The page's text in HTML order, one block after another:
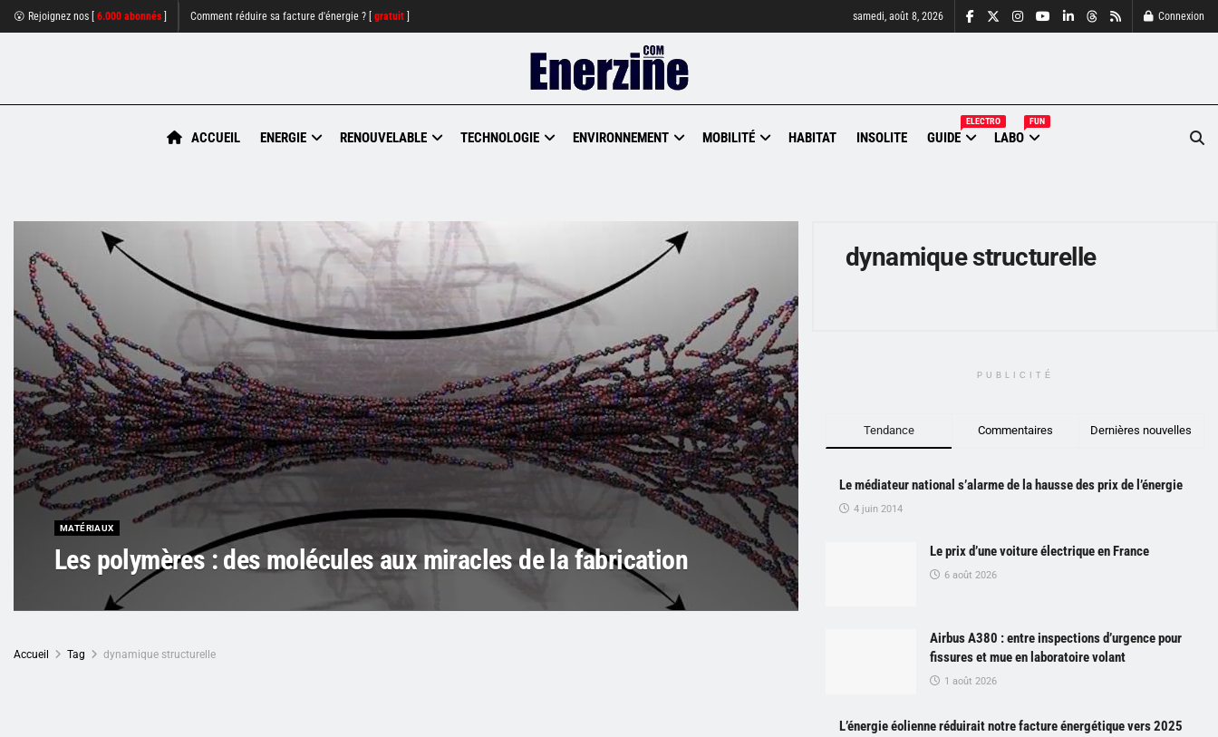
😮 Rejoignez nos [ 6.000 abonnés Comment réduire sa facture d'énergie ? [ gratuit samedi, août 8, 2026 Connexion
ACCUEIL ENERGIE RENOUVELABLE TECHNOLOGIE ENVIRONNEMENT MOBILITÉ HABITAT INSOLITE GUIDE
ELECTRO
LABO
FUN
MATÉRIAUX
Les polymères : des molécules aux miracles de la fabrication
Accueil Tag dynamique structurelle
dynamique structurelle
PUBLICITÉ
Tendance Commentaires Dernières nouvelles
Le médiateur national s’alarme de la hausse des prix de l’énergie
4 juin 2014
Le prix d’une voiture électrique en France
6 août 2026
Airbus A380 : entre inspections d’urgence pour
fissures et mue en laboratoire volant
1 août 2026
L’énergie éolienne réduirait notre facture énergétique vers 2025